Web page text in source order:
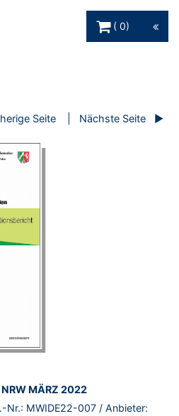
0
Seite Nächste Seite
MÄRZ 2022
Nr.: MWIDE22-007 / Anbieter: